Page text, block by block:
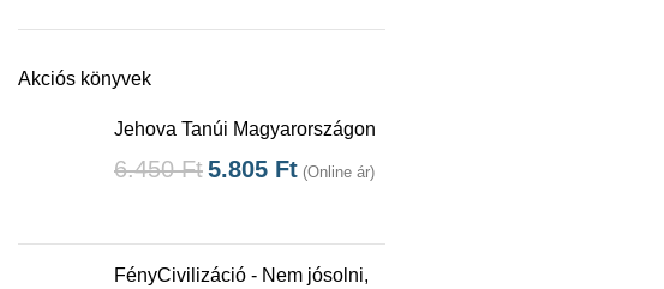
Akciós könyvek
Jehova Tanúi Magyarországon
6.450Ft5.805 Ft (Online ár)
FényCivilizáció - Nem jósolni,